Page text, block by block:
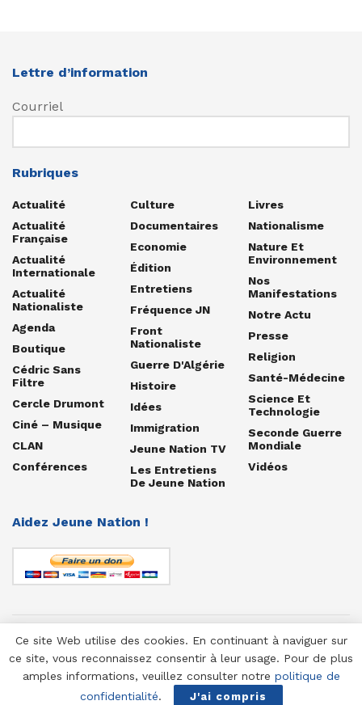
Lettre d’information
Courriel
Rubriques
Actualité
Actualité
Française
Actualité
Internationale
Actualité
Nationaliste
Agenda
Boutique
Cédric Sans
Filtre
Cercle Drumont
Ciné – Musique
CLAN
Conférences
Culture
Documentaires
Economie
Édition
Entretiens
Fréquence JN
Front
Nationaliste
Guerre D'Algérie
Histoire
Idées
Immigration
Jeune Nation TV
Les Entretiens
De Jeune Nation
Livres
Nationalisme
Nature Et
Environnement
Nos
Manifestations
Notre Actu
Presse
Religion
Santé-Médecine
Science Et
Technologie
Seconde Guerre
Mondiale
Vidéos
Aidez Jeune Nation !
© 1958-2025 Jeune Nation
Ce site Web utilise des cookies. En continuant à naviguer sur
ce site, vous reconnaissez consentir à leur usage. Pour de plus
amples informations, veuillez consulter notre politique de
confidentialité. J'ai compris